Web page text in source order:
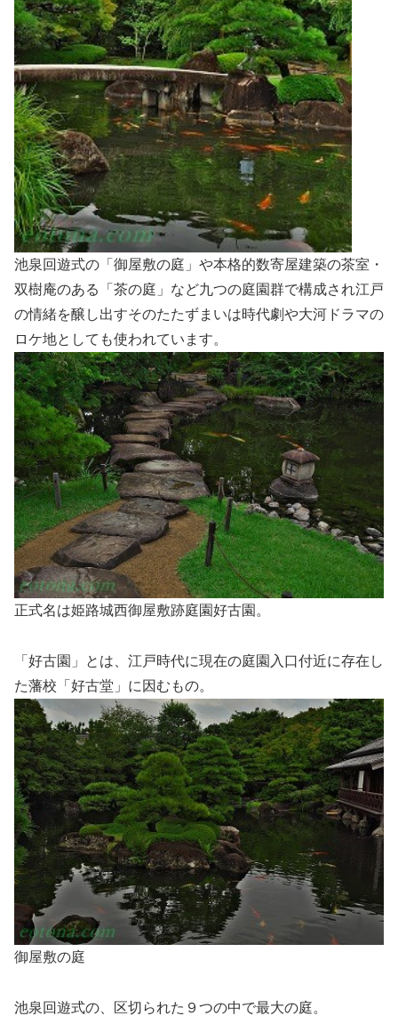
池泉回遊式の「御屋敷の庭」や本格的数寄屋建築の茶室・
双樹庵のある「茶の庭」など九つの庭園群で構成され江戸
の情緒を醸し出すそのたたずまいは時代劇や大河ドラマの
ロケ地としても使われています。
正式名は姫路城西御屋敷跡庭園好古園。
「好古園」とは、江戸時代に現在の庭園入口付近に存在し
た藩校「好古堂」に因むもの。
御屋敷の庭
池泉回遊式の、区切られた９つの中で最大の庭。